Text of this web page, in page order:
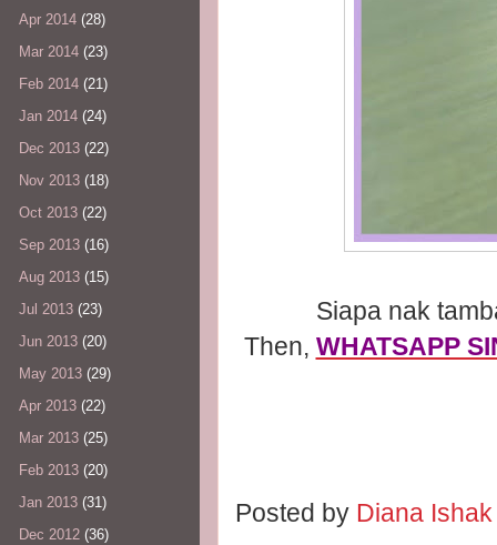
Siapa nak
Then, WHATSAPP
Posted by Diana
Apr 2014 (28)
Mar 2014 (23)
Feb 2014 (21)
Jan 2014 (24)
Dec 2013 (22)
Nov 2013 (18)
Oct 2013 (22)
Sep 2013 (16)
Aug 2013 (15)
Jul 2013 (23)
Jun 2013 (20)
May 2013 (29)
Apr 2013 (22)
Mar 2013 (25)
Feb 2013 (20)
Jan 2013 (31)
Dec 2012 (36)